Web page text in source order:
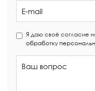
Я даю своё согласие
обработку